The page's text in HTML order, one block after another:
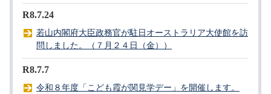
R8.7.24
若山内閣府大臣政務官が駐日オーストラリア大使館を訪
問しました。（７月２４日（金））
R8.7.7
令和８年度「こども霞が関見学デー」を開催します。